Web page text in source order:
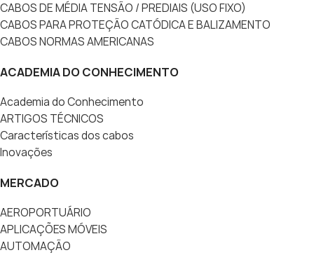
CABOS DE MÉDIA TENSÃO / PREDIAIS (USO FIXO)
CABOS PARA PROTEÇÃO CATÓDICA E BALIZAMENTO
CABOS NORMAS AMERICANAS
ACADEMIA DO CONHECIMENTO
Academia do Conhecimento
ARTIGOS TÉCNICOS
Características dos cabos
Inovações
MERCADO
AEROPORTUÁRIO
APLICAÇÕES MÓVEIS
AUTOMAÇÃO